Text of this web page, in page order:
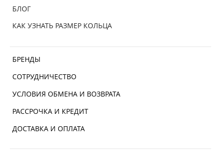
БЛОГ
КАК УЗНАТЬ РАЗМЕР КОЛЬЦА
БРЕНДЫ
СОТРУДНИЧЕСТВО
УСЛОВИЯ ОБМЕНА И ВОЗВРАТА
РАССРОЧКА И КРЕДИТ
ДОСТАВКА И ОПЛАТА